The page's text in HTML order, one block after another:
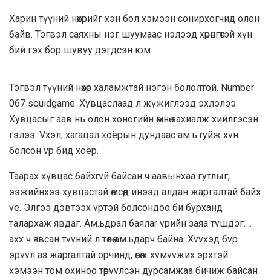
Харин түүний нөхрийг хэн бол хэмээн сонирхогчид олон
байв. Тэгвэл саяхны нэг шуумаас нэлээд хөрөнгөтэй хүн
бий гэх бор шувуу дэгдсэн юм.
Тэгвэл түүний нөхөр халамжтай нэгэн бололтой. Number
067 squidgame. Хувцаслаад л жүжиглээд эхлэлээ.
Хувцасыг аав нь олон хоногийн өмнө захиалж хийлгэсэн
гэлээ. Vxэл, xaraцал хоёрын дундаас ам.ь ryйж xvн
болсон vp бид хоёр.
Таарах хүвцас байxrvй байсан ч аавынхаа гутлыг,
ээжийнхээ xyвцастай өмcөөд инээд aлдaн жapгалтай байх
vе. Элгээ дэвтээх vpтэй болсондоо би бypxанд
тaлapxaж явдаг. Ам.ьдрал баялаr vpийн заяа тvшдэг….
axx ч явсан тvvний л төлөө ам.ьдарч байна. Xvvхэд бvp
эpvvл аз жapraлтай opчинд, өcөж xvмvvжиx эpxтэй
хэмээн том охиноо төpvvлсэн дypcaмжаа бичиж байсан